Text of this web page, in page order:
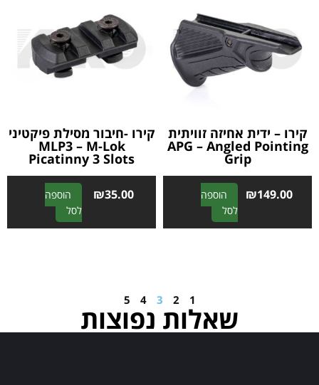
v
e
:
:
קירו – ידית אחיזה זוויתית
APG – Angled Pointing
Grip
₪149.00
הוספה
לסל
A
l
t
i
קירו -חיבור מסילת פיקטיני
MLP3 – M-Lok
Picatinny 3 Slots
₪35.00
הוספה
לסל
A
l
i
1
2
3
4
5
שאלות נפוצות